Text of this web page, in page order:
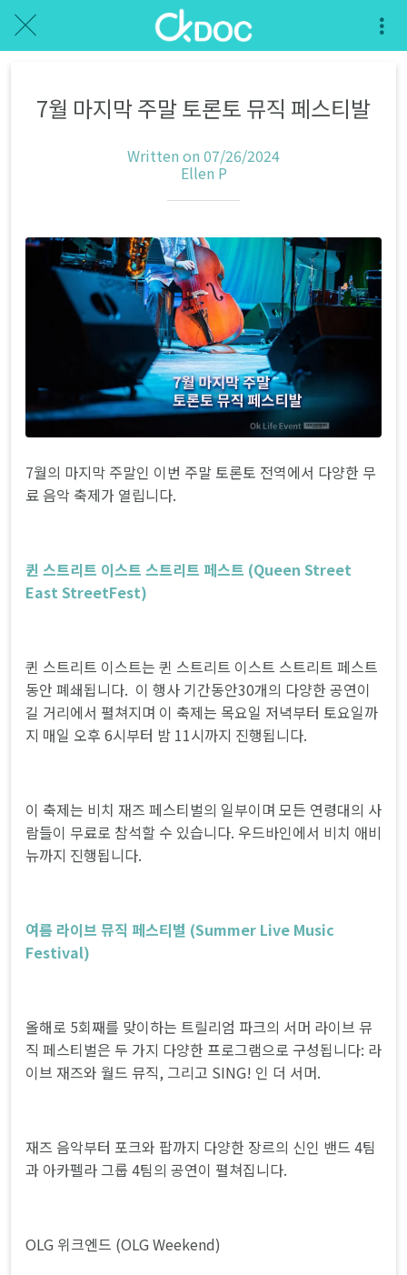
7월 마지막 주말 토론토 뮤직 페스티발
Written on 07/26/2024
Ellen P
7월의 마지막 주말인 이번 주말 토론토 전역에서 다양한 무
료 음악 축제가 열립니다.
퀸 스트리트 이스트 스트리트 페스트 (Queen Street
East StreetFest)
퀸 스트리트 이스트는 퀸 스트리트 이스트 스트리트 페스트
동안 폐쇄됩니다. 이 행사 기간동안30개의 다양한 공연이
길 거리에서 펼쳐지며 이 축제는 목요일 저녁부터 토요일까
지 매일 오후 6시부터 밤 11시까지 진행됩니다.
이 축제는 비치 재즈 페스티벌의 일부이며 모든 연령대의 사
람들이 무료로 참석할 수 있습니다. 우드바인에서 비치 애비
뉴까지 진행됩니다.
여름 라이브 뮤직 페스티벌 (Summer Live Music
Festival)
올해로 5회째를 맞이하는 트릴리엄 파크의 서머 라이브 뮤
직 페스티벌은 두 가지 다양한 프로그램으로 구성됩니다: 라
이브 재즈와 월드 뮤직, 그리고 SING! 인 더 서머.
재즈 음악부터 포크와 팝까지 다양한 장르의 신인 밴드 4팀
과 아카펠라 그룹 4팀의 공연이 펼쳐집니다.
OLG 위크엔드 (OLG Weekend)